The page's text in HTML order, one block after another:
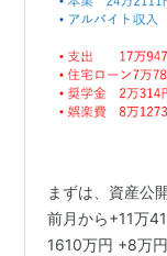
まずは、資産公
前月から+11万
1610万円 +8万